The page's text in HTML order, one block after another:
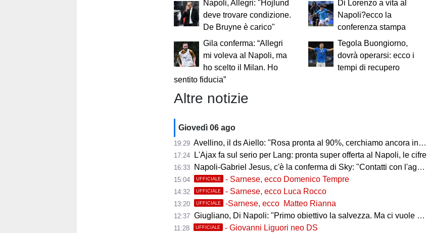
Napoli, Allegri: "Hojlund
deve trovare condizione.
De Bruyne è carico"
Di Lorenzo a vita al
Napoli?ecco la
conferenza stampa
Gila conferma: “Allegri
mi voleva al Napoli, ma
ho scelto il Milan. Ho
sentito fiducia”
Tegola Buongiorno,
dovrà operarsi: ecco i
tempi di recupero
Altre notizie
Giovedì 06 ago
19:29 Avellino, il ds Aiello: "Rosa pronta al 90%, cerchiamo ancora innesti di qualità"
17:24 L'Ajax fa sul serio per Lang: pronta super offerta al Napoli, le cifre
16:33 Napoli-Gabriel Jesus, c'è la conferma di Sky: "Contatti con l'agente, i dettagli"
15:04 UFFICIALE - Sarnese, ecco Domenico Tempre
14:32 UFFICIALE - Sarnese, ecco Luca Rocco
13:20 UFFICIALE -Sarnese, ecco Matteo Rianna
12:37 Giugliano, Di Napoli: "Primo obiettivo la salvezza. Ma ci vuole ambizione"
11:28 UFFICIALE - Giovanni Liguori neo DS